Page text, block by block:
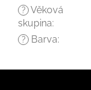
? Věková
skupina:
? Barva: